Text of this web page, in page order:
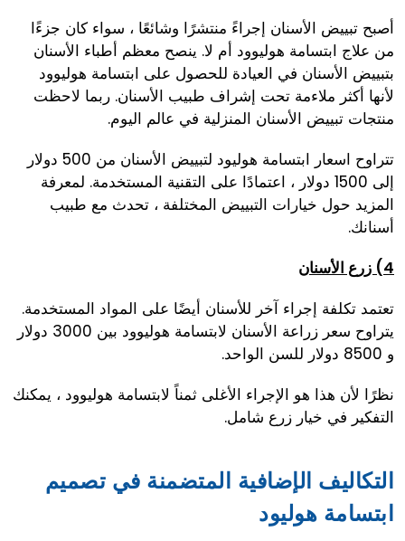
أصبح تبييض الأسنان إجراءً منتشرًا وشائعًا ، سواء كان جزءًا
من علاج ابتسامة هوليوود أم لا. ينصح معظم أطباء الأسنان
بتبييض الأسنان في العيادة للحصول على ابتسامة هوليوود
لأنها أكثر ملاءمة تحت إشراف طبيب الأسنان. ربما لاحظت
منتجات تبييض الأسنان المنزلية في عالم اليوم.
تتراوح اسعار ابتسامة هوليود لتبييض الأسنان من 500 دولار
إلى 1500 دولار ، اعتمادًا على التقنية المستخدمة. لمعرفة
المزيد حول خيارات التبييض المختلفة ، تحدث مع طبيب
أسنانك.
4) زرع الأسنان
تعتمد تكلفة إجراء آخر للأسنان أيضًا على المواد المستخدمة.
يتراوح سعر زراعة الأسنان لابتسامة هوليوود بين 3000 دولار
و 8500 دولار للسن الواحد.
نظرًا لأن هذا هو الإجراء الأغلى ثمناً لابتسامة هوليوود ، يمكنك
التفكير في خيار زرع شامل.
التكاليف الإضافية المتضمنة في تصميم
ابتسامة هوليود